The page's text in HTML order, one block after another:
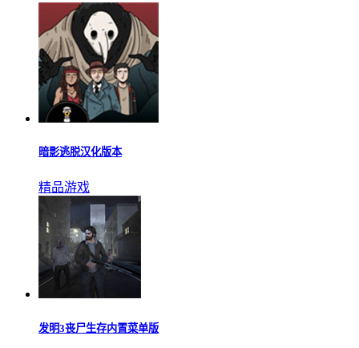
暗影逃脱汉化版本
精品游戏
发明3丧尸生存内置菜单版